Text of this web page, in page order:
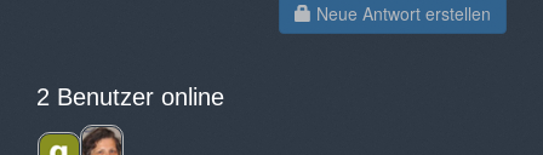
Neue Antwort erstellen
2 Benutzer online